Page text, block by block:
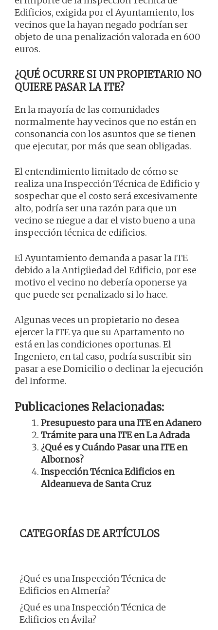
Edificios, exigida por el Ayuntamiento, los
vecinos que la hayan negado podrían ser
objeto de una penalización valorada en 600
euros.
¿QUÉ OCURRE SI UN PROPIETARIO NO
QUIERE PASAR LA ITE?
En la mayoría de las comunidades
normalmente hay vecinos que no están en
consonancia con los asuntos que se tienen
que ejecutar, por más que sean obligadas.
El entendimiento limitado de cómo se
realiza una Inspección Técnica de Edificio y
sospechar que el costo será excesivamente
alto, podría ser una razón para que un
vecino se niegue a dar el visto bueno a una
inspección técnica de edificios.
El Ayuntamiento demanda a pasar la ITE
debido a la Antigüedad del Edificio, por ese
motivo el vecino no debería oponerse ya
que puede ser penalizado si lo hace.
Algunas veces un propietario no desea
ejercer la ITE ya que su Apartamento no
está en las condiciones oportunas. El
Ingeniero, en tal caso, podría suscribir sin
pasar a ese Domicilio o declinar la ejecución
del Informe.
Publicaciones Relacionadas:
Presupuesto para una ITE en Adanero
Trámite para una ITE en La Adrada
¿Qué es y Cuándo Pasar una ITE en
Albornos?
Inspección Técnica Edificios en
Aldeanueva de Santa Cruz
CATEGORÍAS DE ARTÍCULOS
¿Qué es una Inspección Técnica de
Edificios en Almería?
¿Qué es una Inspección Técnica de
Edificios en Ávila?